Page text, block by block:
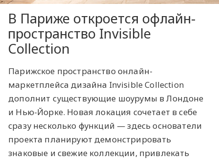
В Париже откроется офлайн-
пространство Invisible
Collection
Парижское пространство онлайн-
маркетплейса дизайна Invisible Collection
дополнит существующие шоурумы в Лондоне
и Нью-Йорке. Новая локация сочетает в себе
сразу несколько функций — здесь основатели
проекта планируют демонстрировать
знаковые и свежие коллекции, привлекать